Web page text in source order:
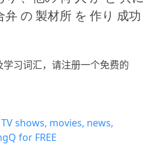
の 製材所 を 作り 成功
学习词汇，请注册一个免费的